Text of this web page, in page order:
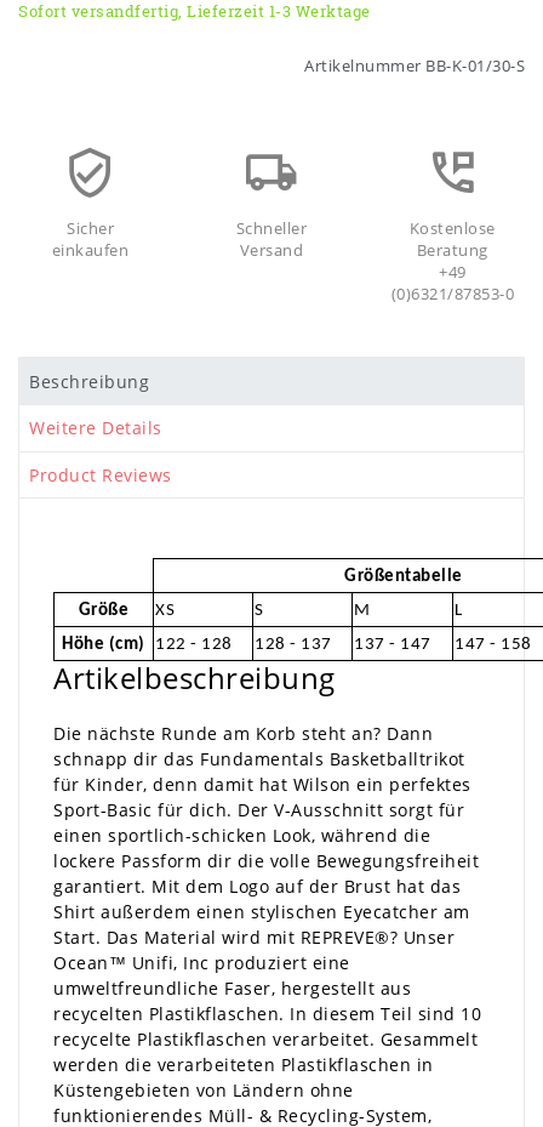
Sofort versandfertig, Lieferzeit 1-3 Werktage
Artikelnummer BB-K-01/30-S
Sicher
einkaufen
Schneller
Versand
Kostenlose
Beratung
+49
(0)6321/87853-0
Beschreibung
Weitere Details
Product Reviews
Größentabelle
Größe
XS S M
L
Höhe (cm)
122 - 128 128 - 137 137 - 147 147 - 158
Artikelbeschreibung
Die nächste Runde am Korb steht an? Dann
schnapp dir das Fundamentals Basketballtrikot
für Kinder, denn damit hat Wilson ein perfektes
Sport-Basic für dich. Der V-Ausschnitt sorgt für
einen sportlich-schicken Look, während die
lockere Passform dir die volle Bewegungsfreiheit
garantiert. Mit dem Logo auf der Brust hat das
Shirt außerdem einen stylischen Eyecatcher am
Start. Das Material wird mit REPREVE®? Unser
Ocean™ Unifi, Inc produziert eine
umweltfreundliche Faser, hergestellt aus
recycelten Plastikflaschen. In diesem Teil sind 10
recycelte Plastikflaschen verarbeitet. Gesammelt
werden die verarbeiteten Plastikflaschen in
Küstengebieten von Ländern ohne
funktionierendes Müll- & Recycling-System,